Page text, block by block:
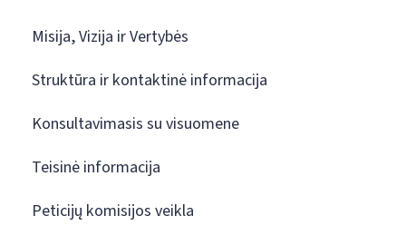
Misija, Vizija ir Vertybės
Struktūra ir kontaktinė informacija
Konsultavimasis su visuomene
Teisinė informacija
Peticijų komisijos veikla